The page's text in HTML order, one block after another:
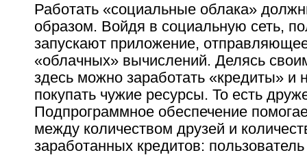
Работать «социальные облака»
образом. Войдя в социальную сеть,
запускают приложение,
«облачных» вычислений. Делясь
здесь можно заработать «кредиты» и
покупать чужие ресурсы. То есть
Подпрограммное обеспечение
между количеством друзей и
заработанных кредитов: